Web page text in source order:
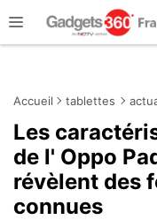
Accueil tablettes
Les
de l' Oppo
révèlent des
connues